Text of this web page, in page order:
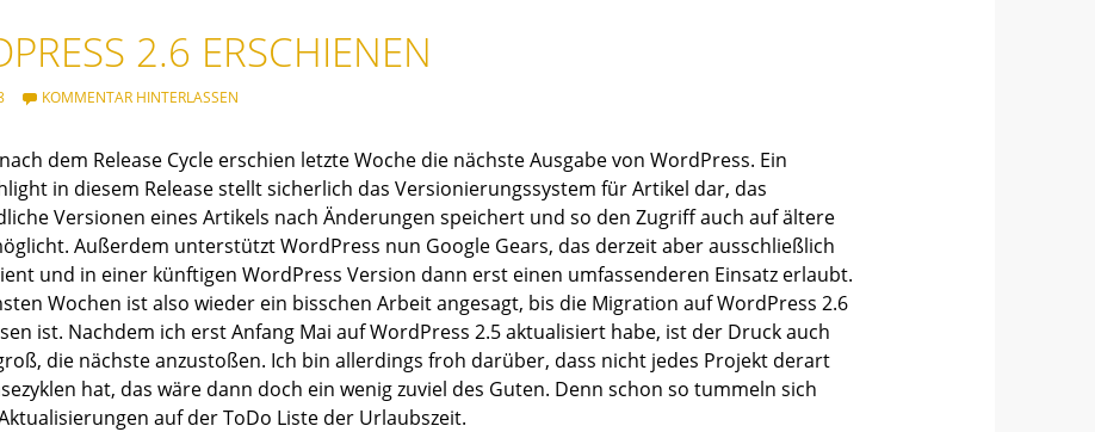
2.6 ERSCHIENEN
KOMMENTAR HINTERLASSEN
dem Release Cycle erschien letzte Woche die nächste Ausgabe von WordPress. Ein
in diesem Release stellt sicherlich das Versionierungssystem für Artikel dar, das
Versionen eines Artikels nach Änderungen speichert und so den Zugriff auch auf ältere
Außerdem unterstützt WordPress nun Google Gears, das derzeit aber ausschließlich
und in einer künftigen WordPress Version dann erst einen umfassenderen Einsatz erlaubt.
Wochen ist also wieder ein bisschen Arbeit angesagt, bis die Migration auf WordPress 2.6
ist. Nachdem ich erst Anfang Mai auf WordPress 2.5 aktualisiert habe, ist der Druck auch
die nächste anzustoßen. Ich bin allerdings froh darüber, dass nicht jedes Projekt derart
hat, das wäre dann doch ein wenig zuviel des Guten. Denn schon so tummeln sich
auf der ToDo Liste der Urlaubszeit.